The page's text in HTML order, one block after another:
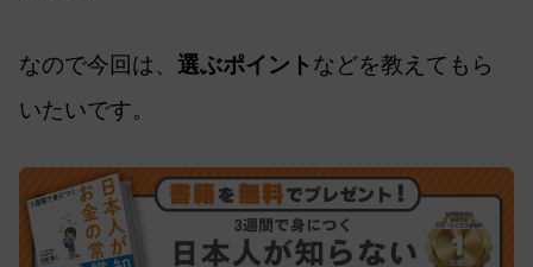
なので今回は、 選ぶポイント などを教えてもら
いたいです。